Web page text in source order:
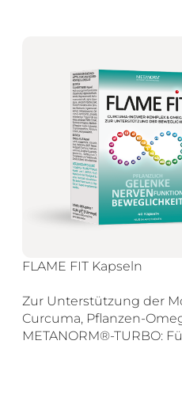
FLAME FIT Kapseln
Zur Unterstützung der
Curcuma, Pflanzen-
METANORM®-TURBO: